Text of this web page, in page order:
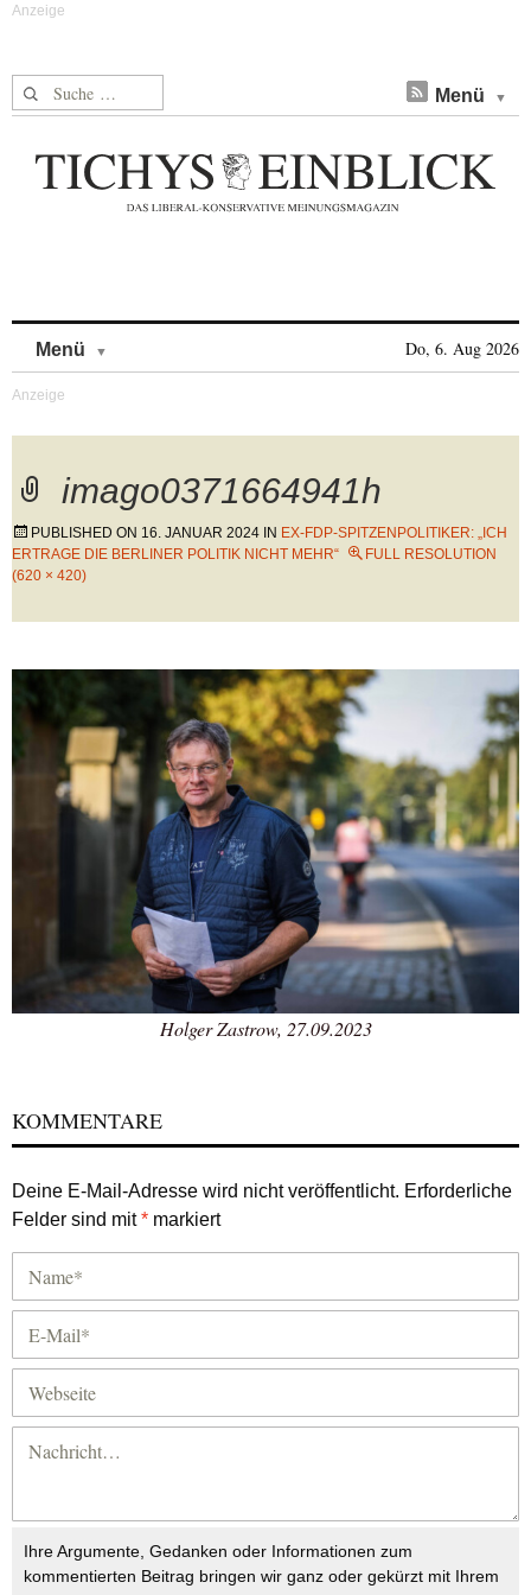
Suche nach: Menü
Menü Do, 6. Aug 2026
imago0371664941h
PUBLISHED ON 16. JANUAR 2024 IN EX-FDP-SPITZENPOLITIKER: „ICH
ERTRAGE DIE BERLINER POLITIK NICHT MEHR“
FULL RESOLUTION
(620 × 420)
Holger Zastrow, 27.09.2023
KOMMENTARE
Deine E-Mail-Adresse wird nicht veröffentlicht. Erforderliche
Felder sind mit* markiert
Ihre Argumente, Gedanken oder Informationen zum
kommentierten Beitrag bringen wir ganz oder gekürzt mit Ihrem